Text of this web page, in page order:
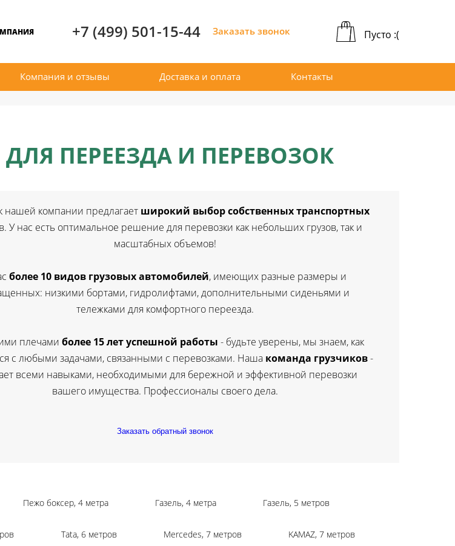
+7 (499) 501-15-44 Заказать звонок Пусто :(
Компания и отзывы Доставка и оплата Контакты
ПЕРЕЕЗДА И ПЕРЕВОЗОК
нашей компании предлагает широкий выбор собственных транспортных
У нас есть оптимальное решение для перевозки как небольших грузов, так и
масштабных объемов!
более 10 видов грузовых автомобилей, имеющих разные размеры и
низкими бортами, гидролифтами, дополнительными сиденьями и
тележками для комфортного переезда.
плечами более 15 лет успешной работы - будьте уверены, мы знаем, как
с любыми задачами, связанными с перевозками. Наша команда грузчиков-
всеми навыками, необходимыми для бережной и эффективной перевозки
вашего имущества. Профессионалы своего дела.
Заказать обратный звонок
Пежо боксер, 4 метра Газель, 4 метра Газель, 5 метров
Tata, 6 метров Mercedes, 7 метров KAMAZ, 7 метров